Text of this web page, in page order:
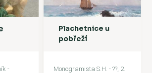
-
Plachetnice u
pobřeží
Monogramista S.H. - ??, 2.